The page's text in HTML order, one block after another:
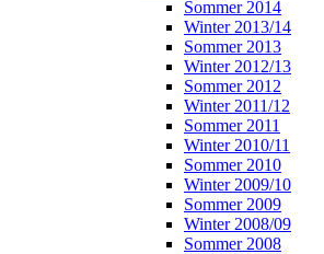
Sommer 2014
Winter 2013/14
Sommer 2013
Winter 2012/13
Sommer 2012
Winter 2011/12
Sommer 2011
Winter 2010/11
Sommer 2010
Winter 2009/10
Sommer 2009
Winter 2008/09
Sommer 2008